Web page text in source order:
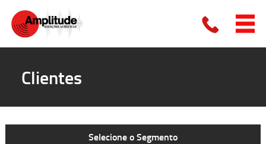
Clientes
Selecione o Segmento